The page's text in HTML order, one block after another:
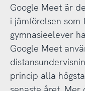
Google Meet är
i jämförelsen som
gymnasieelever
Google Meet
princip alla